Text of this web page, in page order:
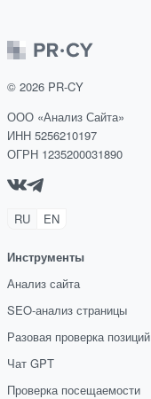
© 2026 PR-CY
ООО «Анализ Сайта»
ИНН 5256210197
ОГРН 1235200031890
RU EN
Инструменты
Анализ сайта
SEO-анализ страницы
Разовая проверка позиций
Чат GPT
Проверка посещаемости